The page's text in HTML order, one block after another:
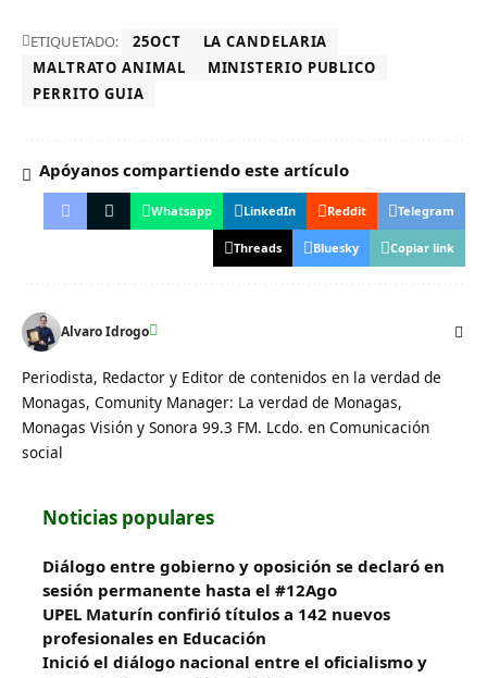
ETIQUETADO: 25OCT
LA CANDELARIA
MALTRATO ANIMAL
MINISTERIO PUBLICO
PERRITO GUIA
Apóyanos compartiendo este artículo
Whatsapp LinkedIn Reddit Telegram
Threads Bluesky Copiar link
Alvaro Idrogo
Periodista, Redactor y Editor de contenidos en la verdad de
Monagas, Comunity Manager: La verdad de Monagas,
Monagas Visión y Sonora 99.3 FM. Lcdo. en Comunicación
social
Noticias populares
Diálogo entre gobierno y oposición se declaró en
sesión permanente hasta el #12Ago
UPEL Maturín confirió títulos a 142 nuevos
profesionales en Educación
Inició el diálogo nacional entre el oficialismo y